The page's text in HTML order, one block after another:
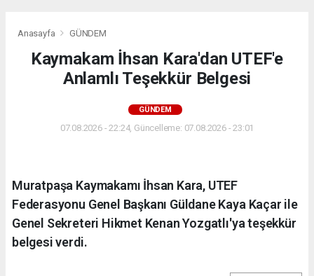
Anasayfa GÜNDEM
Kaymakam İhsan Kara'dan UTEF'e
Anlamlı Teşekkür Belgesi
GÜNDEM
07.08.2026 - 22:24, Güncelleme: 07.08.2026 - 23:01
Muratpaşa Kaymakamı İhsan Kara, UTEF
Federasyonu Genel Başkanı Güldane Kaya Kaçar ile
Genel Sekreteri Hikmet Kenan Yozgatlı'ya teşekkür
belgesi verdi.